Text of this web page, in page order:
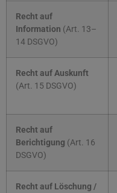
Recht auf
Information (Art. 13–
14 DSGVO)
Recht auf Auskunft
(Art. 15 DSGVO)
Recht auf
Berichtigung (Art. 16
DSGVO)
Recht auf Löschung /